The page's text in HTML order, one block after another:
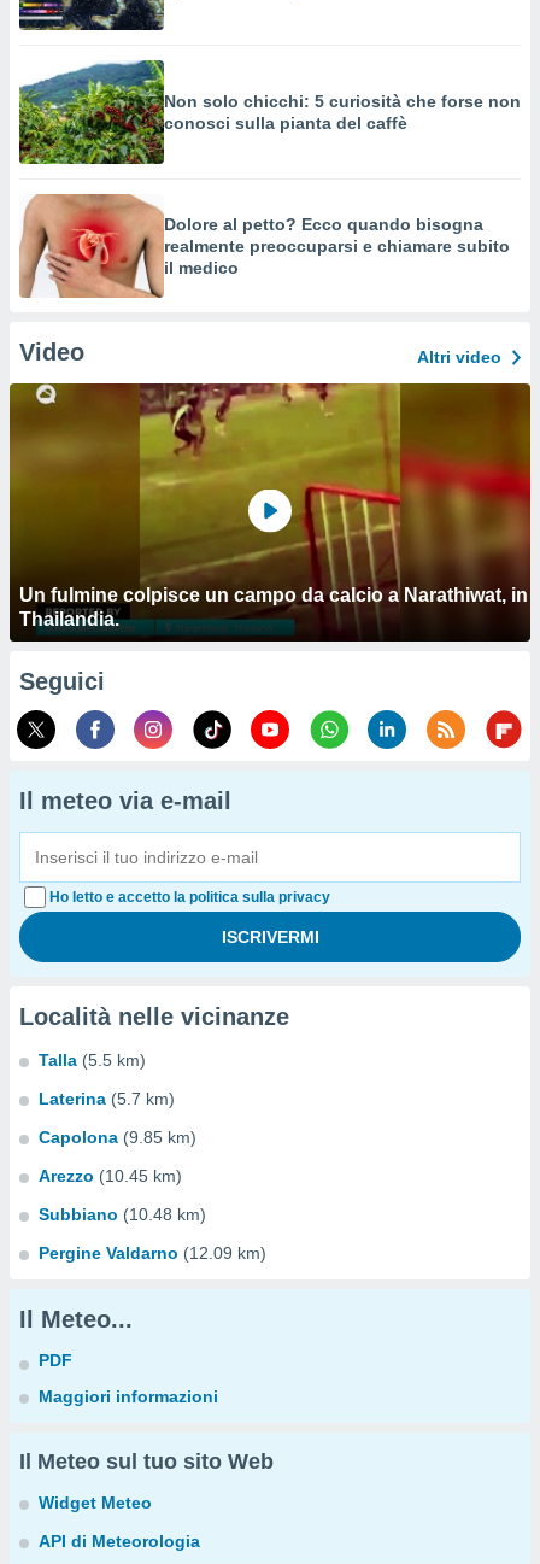
Non solo chicchi: 5 curiosità che forse non
conosci sulla pianta del caffè
Dolore al petto? Ecco quando bisogna
realmente preoccuparsi e chiamare subito
il medico
Video Altri video
Un fulmine colpisce un campo da calcio a Narathiwat, in
Thailandia.
Seguici
Il meteo via e-mail
Ho letto e accetto la politica sulla privacy
Località nelle vicinanze
Talla (5.5 km)
Laterina (5.7 km)
Capolona (9.85 km)
Arezzo (10.45 km)
Subbiano (10.48 km)
Pergine Valdarno (12.09 km)
Il Meteo...
PDF
Maggiori informazioni
Il Meteo sul tuo sito Web
Widget Meteo
API di Meteorologia